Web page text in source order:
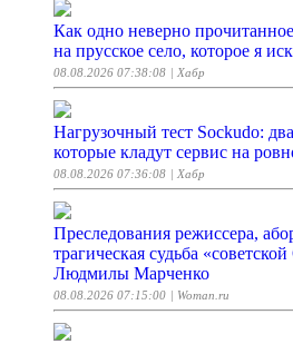
Как одно неверно
на прусское село, которое я
08.08.2026 07:38:08 | Хабр
Нагрузочный тест Sockudo:
которые кладут сервис на
08.08.2026 07:36:08 | Хабр
Преследования режиссера,
трагическая судьба
Людмилы Марченко
08.08.2026 07:15:00 | Woman.ru